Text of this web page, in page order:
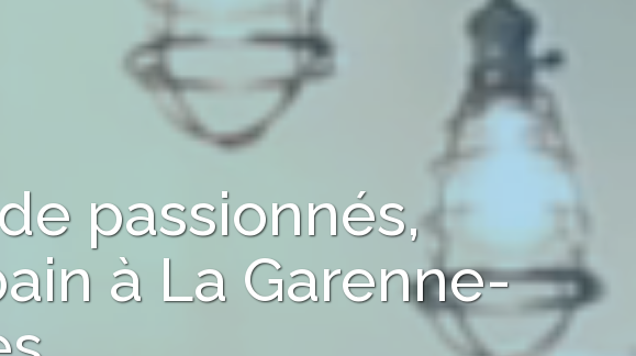
passionnés,
à La Garenne-